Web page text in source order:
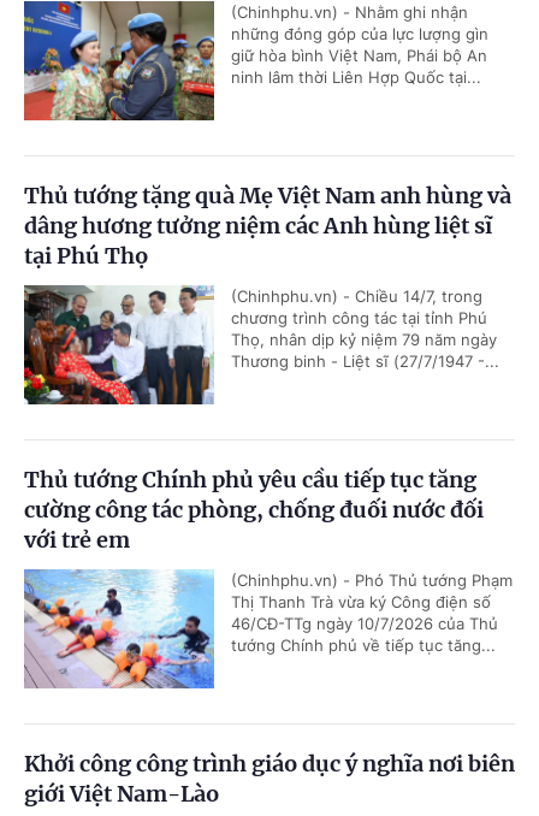
(Chinhphu.vn) - Nhằm ghi nhận
những đóng góp của lực lượng gìn
giữ hòa bình Việt Nam, Phái bộ An
ninh lâm thời Liên Hợp Quốc tại...
Thủ tướng tặng quà Mẹ Việt Nam anh hùng và
dâng hương tưởng niệm các Anh hùng liệt sĩ
tại Phú Thọ
(Chinhphu.vn) - Chiều 14/7, trong
chương trình công tác tại tỉnh Phú
Thọ, nhân dịp kỷ niệm 79 năm ngày
Thương binh - Liệt sĩ (27/7/1947 -...
Thủ tướng Chính phủ yêu cầu tiếp tục tăng
cường công tác phòng, chống đuối nước đối
với trẻ em
(Chinhphu.vn) - Phó Thủ tướng Phạm
Thị Thanh Trà vừa ký Công điện số
46/CĐ-TTg ngày 10/7/2026 của Thủ
tướng Chính phủ về tiếp tục tăng...
Khởi công công trình giáo dục ý nghĩa nơi biên
giới Việt Nam-Lào